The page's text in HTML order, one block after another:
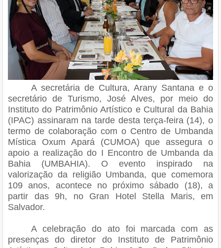
A secretária de Cultura, Arany Santana e o
secretário de Turismo, José Alves, por meio do
Instituto do Patrimônio Artístico e Cultural da Bahia
(IPAC) assinaram na tarde desta terça-feira (14), o
termo de colaboração com o Centro de Umbanda
Mística Oxum Apará (CUMOA) que assegura o
apoio a realização do I Encontro de Umbanda da
Bahia (UMBAHIA). O evento inspirado na
valorização da religião Umbanda, que comemora
109 anos, acontece no próximo sábado (18), a
partir das 9h, no Gran Hotel Stella Maris, em
Salvador.
A celebração do ato foi marcada com as
presenças do diretor do Instituto de Patrimônio